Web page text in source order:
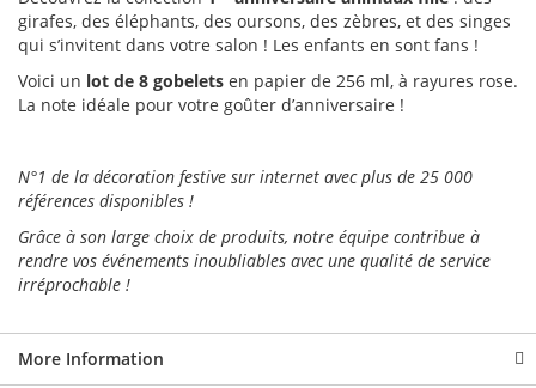
girafes, des éléphants, des oursons, des zèbres, et des singes
qui s’invitent dans votre salon ! Les enfants en sont fans !
Voici un lot de 8 gobelets en papier de 256 ml, à rayures rose.
La note idéale pour votre goûter d’anniversaire !
N°1 de la décoration festive sur internet avec plus de 25 000
références disponibles !
Grâce à son large choix de produits, notre équipe contribue à
rendre vos événements inoubliables avec une qualité de service
irréprochable !
More Information